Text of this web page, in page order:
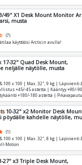
49" X1 Desk Mount Monitor
musta
(7)
käyttöösi Arcticin avulla!
17-32" Quad Desk Mount,
neljälle näytölle, musta
& 100 x 100 | Max. 32", 9 kg | Läpivienti
+45/-45 astetta | Kääntyy +90/-90
+180/-180 astetta |
10-32" x2 Monitor Desk
pöydälle kahdelle näytölle,
(1)
& 100 x 100 | Max. 32", 8 kg | Läpivienti
Motion
27" x3 Triple Desk Mount,